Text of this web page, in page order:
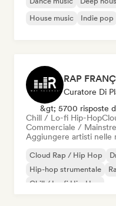
House music
Indie pop
Curatore Di
&gt; 5700 risposte
Chill / Lo-fi Hip-Hop
Commerciale /
Aggiungere artisti nelle
Cloud Rap / Hip Hop
Hip-hop strumentale
Chill / Lo-fi Hip-Hop